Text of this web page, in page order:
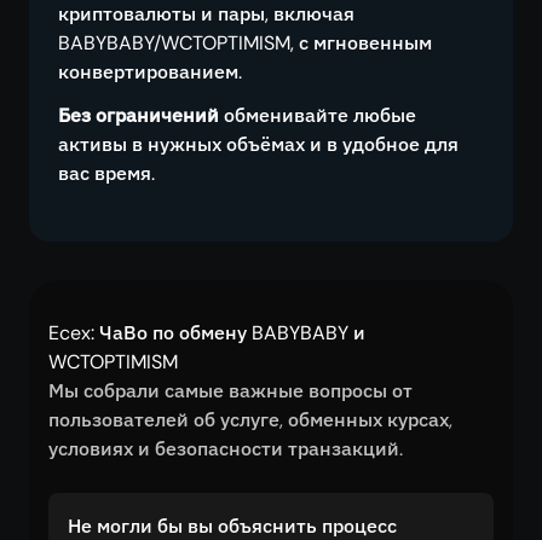
криптовалюты и пары, включая
BABYBABY/WCTOPTIMISM, с мгновенным
конвертированием.
Без ограничений обменивайте любые
активы в нужных объёмах и в удобное для
вас время.
Ecex: ЧаВо по обмену BABYBABY и
WCTOPTIMISM
Мы собрали самые важные вопросы от
пользователей об услуге, обменных курсах,
условиях и безопасности транзакций.
Не могли бы вы объяснить процесс